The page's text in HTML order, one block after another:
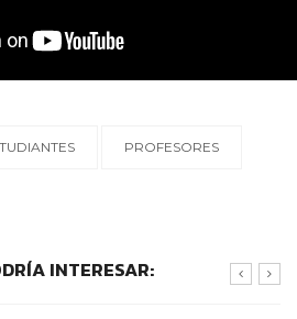
PROFESORES
INTERESAR: